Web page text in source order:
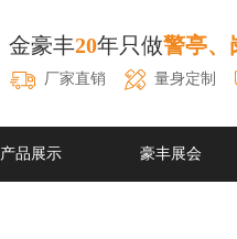
金豪丰20年只做警亭、
厂家直销 量身定制
产品展示 豪丰展会